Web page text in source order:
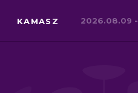
KAMASZ 2026.08.09 -